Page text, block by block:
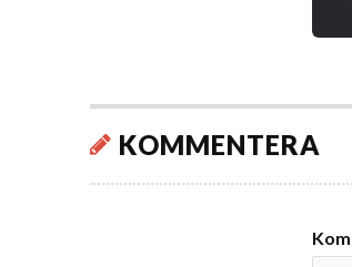
KOMMENTERA